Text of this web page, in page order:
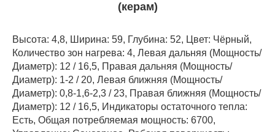
(керам)
Высота: 4,8, Ширина: 59, Глубина: 52, Цвет: Чёрный,
Количество зон нагрева: 4, Левая дальняя (Мощность/
Диаметр): 12 / 16,5, Правая дальняя (Мощность/
Диаметр): 1-2 / 20, Левая ближняя (Мощность/
Диаметр): 0,8-1,6-2,3 / 23, Правая ближняя (Мощность/
Диаметр): 12 / 16,5, Индикаторы остаточного тепла:
Есть, Общая потребляемая мощность: 6700,